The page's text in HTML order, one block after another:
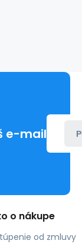
e-mail
o nákupe
od zmluvy